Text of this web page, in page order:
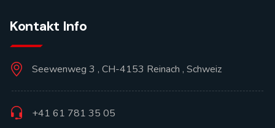
Kontakt Info
Seewenweg 3 , CH-4153 Reinach , Schweiz
+41 61 781 35 05